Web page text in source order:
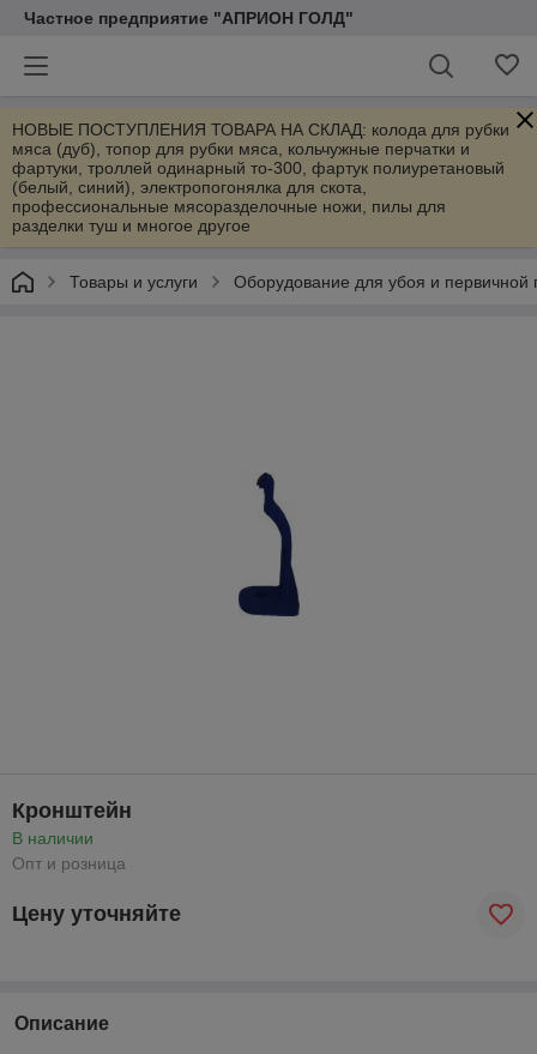
Частное предприятие "АПРИОН ГОЛД"
НОВЫЕ ПОСТУПЛЕНИЯ ТОВАРА НА СКЛАД: колода для рубки
мяса (дуб), топор для рубки мяса, кольчужные перчатки и
фартуки, троллей одинарный то-300, фартук полиуретановый
(белый, синий), электропогонялка для скота,
профессиональные мясоразделочные ножи, пилы для
разделки туш и многое другое
Товары и услуги Оборудование для убоя и первичной
Кронштейн
В наличии
Опт и розница
Цену уточняйте
Описание